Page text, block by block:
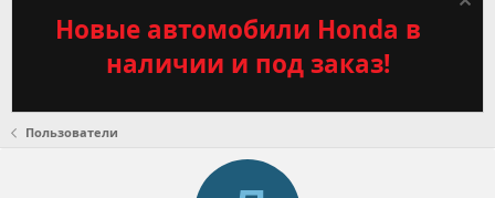
Новые автомобили Honda в
наличии и под заказ!
Пользователи